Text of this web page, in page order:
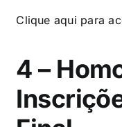
Clique aqui para
4 –